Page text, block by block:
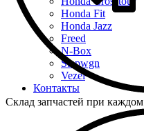
Honda Fit
Honda Jazz
Freed
N-Box
Stepwgn
Vezel
Контакты
Склад запчастей при